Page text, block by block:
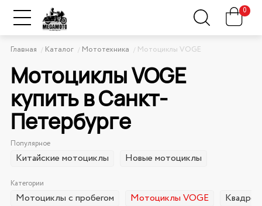
0
Главная Каталог Мототехника Мотоциклы VOGE
Мотоциклы VOGE
купить в Санкт-
Петербурге
Популярное
Китайские мотоциклы Новые мотоциклы
Категории
Мотоциклы с пробегом Мотоциклы VOGE